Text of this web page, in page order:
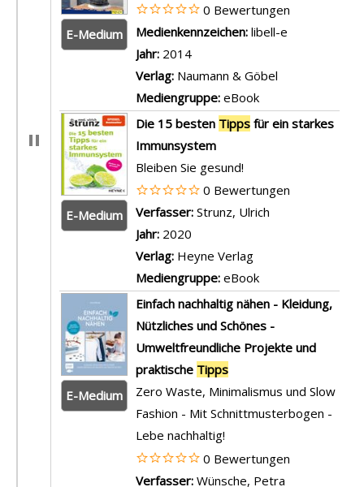
E-Medium
0 Bewertungen
Suche nach diesem Verfasser
Medienkennzeichen: libell-e
Jahr: 2014
Verlag: Naumann & Göbel
Mediengruppe: eBook
E-Medium
Die 15 besten Tipps für ein starkes
Immunsystem
Bleiben Sie gesund!
0 Bewertungen
Verfasser: Strunz, Ulrich
Jahr: 2020
Verlag: Heyne Verlag
Mediengruppe: eBook
E-Medium
Einfach nachhaltig nähen - Kleidung,
Nützliches und Schönes -
Umweltfreundliche Projekte und
praktische Tipps
Zero Waste, Minimalismus und Slow
Fashion - Mit Schnittmusterbogen -
Lebe nachhaltig!
0 Bewertungen
Verfasser: Wünsche, Petra